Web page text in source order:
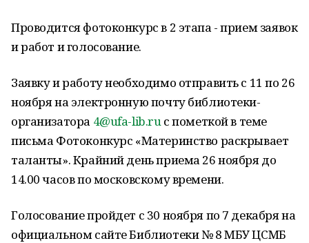
Проводится фотоконкурс в 2 этапа - прием заявок
и работ и голосование.
Заявку и работу необходимо отправить с 11 по 26
ноября на электронную почту библиотеки-
организатора 4@ufa-lib.ruс пометкой в теме
письма Фотоконкурс «Материнство раскрывает
таланты». Крайний день приема 26 ноября до
14.00 часов по московскому времени.
Голосование пройдет с 30 ноября по 7 декабря на
официальном сайте Библиотеки № 8 МБУ ЦСМБ